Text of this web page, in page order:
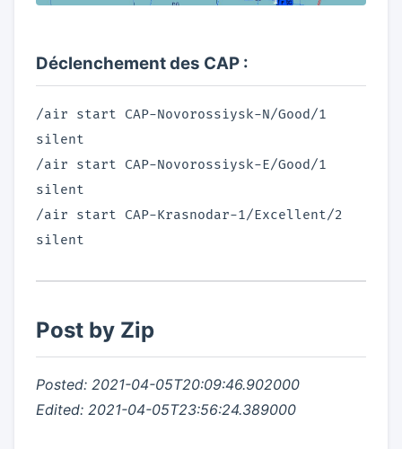
Déclenchement des CAP :
/air start CAP-Novorossiysk-N/Good/1
silent
/air start CAP-Novorossiysk-E/Good/1
silent
/air start CAP-Krasnodar-1/Excellent/2
silent
Post by Zip
Posted: 2021-04-05T20:09:46.902000
Edited: 2021-04-05T23:56:24.389000